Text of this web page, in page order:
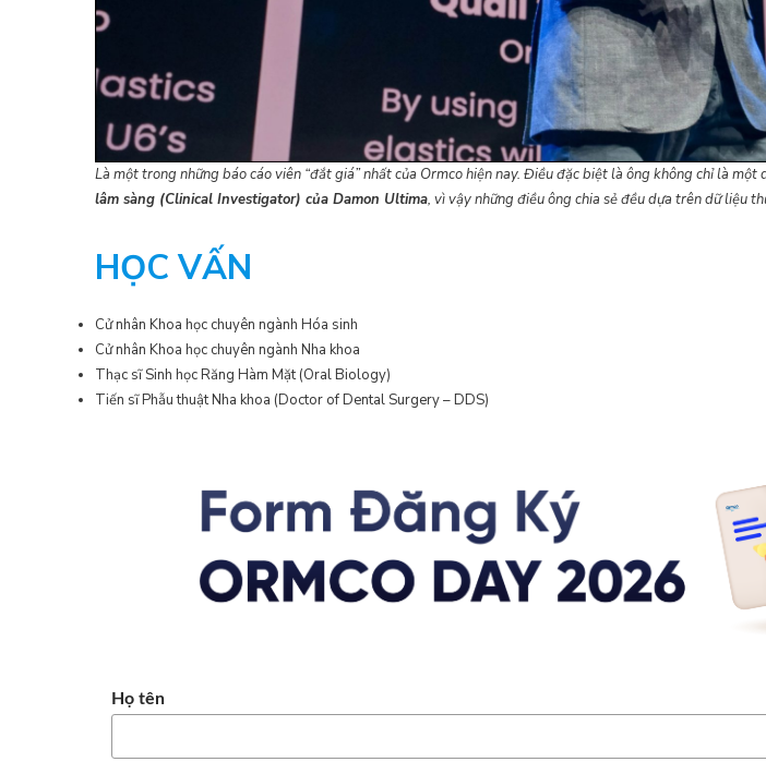
Là một trong những báo cáo viên “đắt giá” nhất của Ormco hiện nay. Điều đặc biệt là ông không chỉ là một
lâm sàng (Clinical Investigator) của Damon Ultima, vì vậy những điều ông chia sẻ đều dựa trên dữ liệu
HỌC VẤN
Cử nhân Khoa học chuyên ngành Hóa sinh
Cử nhân Khoa học chuyên ngành Nha khoa
Thạc sĩ Sinh học Răng Hàm Mặt (Oral Biology)
Tiến sĩ Phẫu thuật Nha khoa (Doctor of Dental Surgery – DDS)